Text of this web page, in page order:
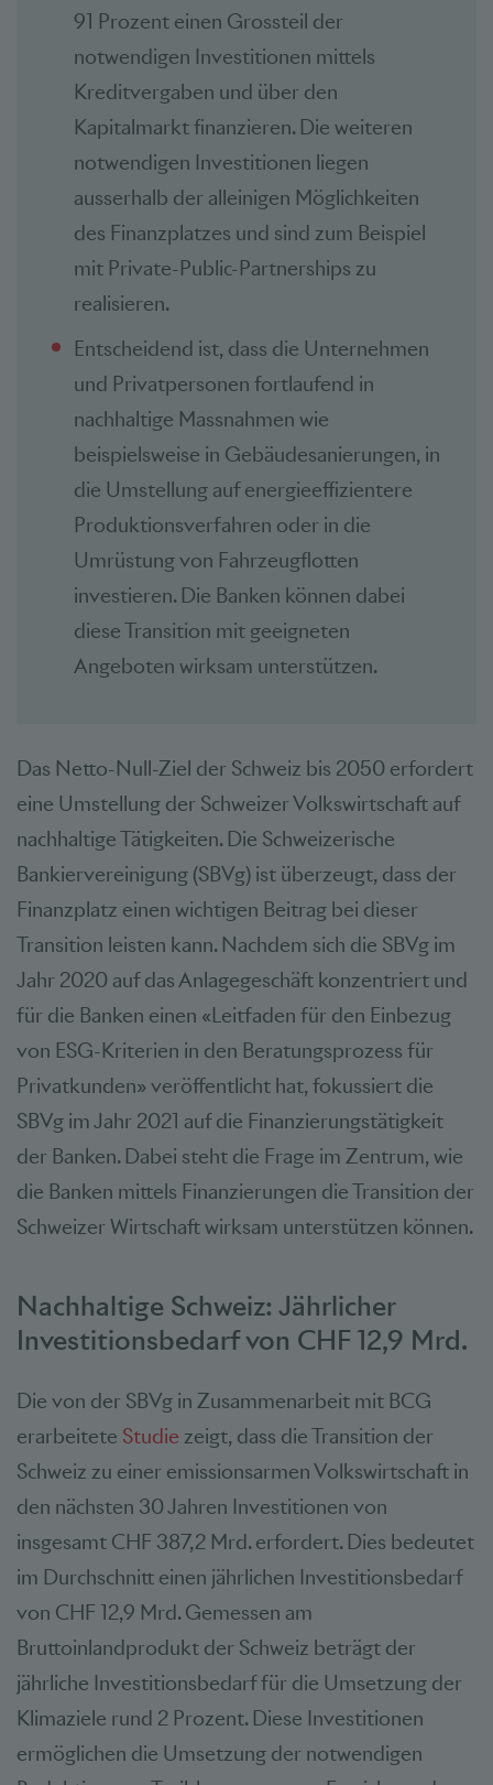
91 Prozent einen Grossteil der
notwendigen Investitionen mittels
Kreditvergaben und über den
Kapitalmarkt finanzieren. Die weiteren
notwendigen Investitionen liegen
ausserhalb der alleinigen Möglichkeiten
des Finanzplatzes und sind zum Beispiel
mit Private-Public-Partnerships zu
realisieren.
Entscheidend ist, dass die Unternehmen
und Privatpersonen fortlaufend in
nachhaltige Massnahmen wie
beispielsweise in Gebäudesanierungen, in
die Umstellung auf energieeffizientere
Produktionsverfahren oder in die
Umrüstung von Fahrzeugflotten
investieren. Die Banken können dabei
diese Transition mit geeigneten
Angeboten wirksam unterstützen.
Das Netto-Null-Ziel der Schweiz bis 2050 erfordert
eine Umstellung der Schweizer Volkswirtschaft auf
nachhaltige Tätigkeiten. Die Schweizerische
Bankiervereinigung (SBVg) ist überzeugt, dass der
Finanzplatz einen wichtigen Beitrag bei dieser
Transition leisten kann. Nachdem sich die SBVg im
Jahr 2020 auf das Anlagegeschäft konzentriert und
für die Banken einen «Leitfaden für den Einbezug
von ESG-Kriterien in den Beratungsprozess für
Privatkunden» veröffentlicht hat, fokussiert die
SBVg im Jahr 2021 auf die Finanzierungstätigkeit
der Banken. Dabei steht die Frage im Zentrum, wie
die Banken mittels Finanzierungen die Transition der
Schweizer Wirtschaft wirksam unterstützen können.
Nachhaltige Schweiz: Jährlicher
Investitionsbedarf von CHF 12,9 Mrd.
Die von der SBVg in Zusammenarbeit mit BCG
erarbeitete Studie zeigt, dass die Transition der
Schweiz zu einer emissionsarmen Volkswirtschaft in
den nächsten 30 Jahren Investitionen von
insgesamt CHF 387,2 Mrd. erfordert. Dies bedeutet
im Durchschnitt einen jährlichen Investitionsbedarf
von CHF 12,9 Mrd. Gemessen am
Bruttoinlandprodukt der Schweiz beträgt der
jährliche Investitionsbedarf für die Umsetzung der
Klimaziele rund 2 Prozent. Diese Investitionen
ermöglichen die Umsetzung der notwendigen